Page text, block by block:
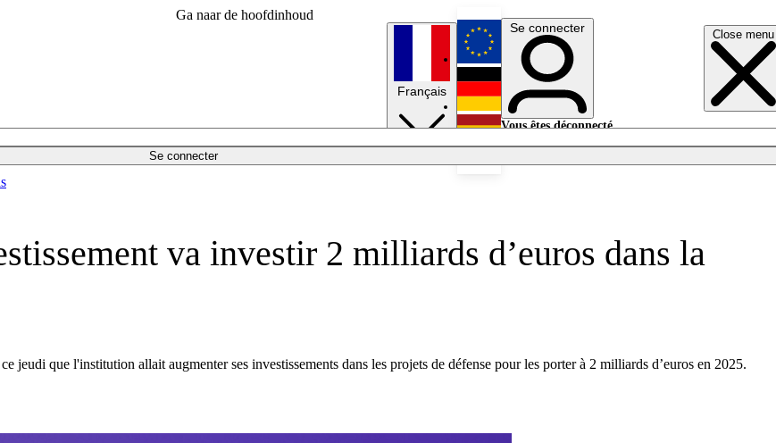
Ga naar de hoofdinhoud
Close menu
Se connecter
Français
English
Deutsch
Se connecter
Vous êtes déconnecté.
va investir 2 milliards d’euros dans la
jeudi que l'institution allait augmenter ses investissements dans les projets de défense pour les porter à 2 milliards d’euros en 2025.